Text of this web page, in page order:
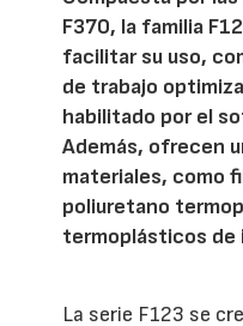
F370, la familia
facilitar su uso,
de trabajo
habilitado por el
Además, ofrecen
materiales, como
poliuretano
termoplásticos de
La serie F123 se